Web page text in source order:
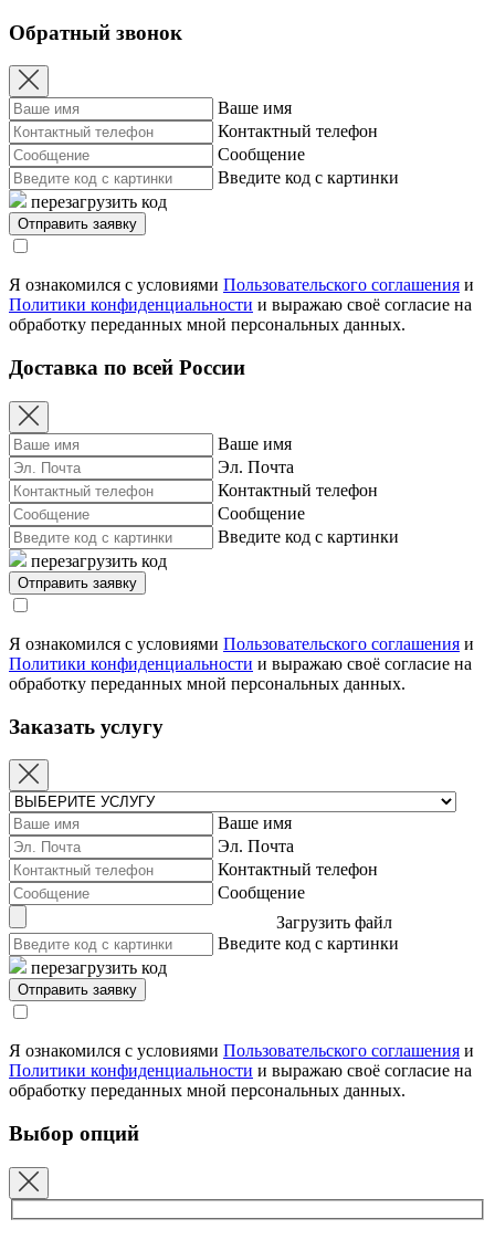
Обратный звонок
Ваше имя
Контактный телефон
Сообщение
Введите код с картинки
перезагрузить код
Я ознакомился с условиями Пользовательского соглашения и
Политики конфиденциальности и выражаю своё согласие на
обработку переданных мной персональных данных.
Доставка по всей России
Ваше имя
Эл. Почта
Контактный телефон
Сообщение
Введите код с картинки
перезагрузить код
Я ознакомился с условиями Пользовательского соглашения и
Политики конфиденциальности и выражаю своё согласие на
обработку переданных мной персональных данных.
Заказать услугу
Ваше имя
Эл. Почта
Контактный телефон
Сообщение
Загрузить файл
Введите код с картинки
перезагрузить код
Я ознакомился с условиями Пользовательского соглашения и
Политики конфиденциальности и выражаю своё согласие на
обработку переданных мной персональных данных.
Выбор опций